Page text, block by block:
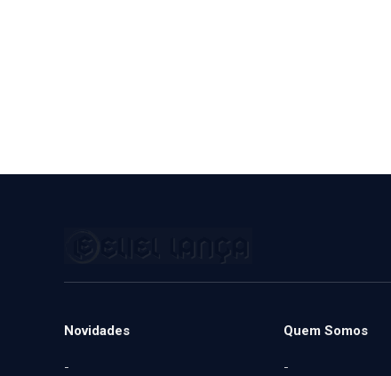
Novidades
-
Quem Somos
-